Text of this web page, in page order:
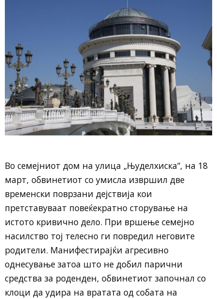
Во семејниот дом на улица „Њуделхиска“, на 18
март, обвинетиот со умисла извршил две
временски поврзани дејствија кои
претставуваат повеќекратно сторување на
истото кривично дело. При вршење семејно
насилство тој телесно ги повредил неговите
родители. Манифестирајќи агресивно
однесување затоа што не добил парични
средства за роденден, обвинетиот започнал со
клоци да удира на вратата од собата на